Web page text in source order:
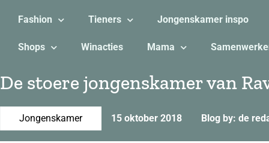
Fashion Tieners Jongenskamer inspo
Shops Winacties Mama
De stoere jongenskamer van
Jongenskamer 15 oktober 2018 Blog by: de